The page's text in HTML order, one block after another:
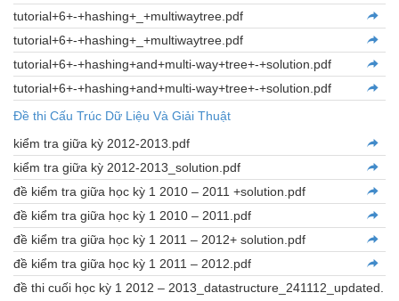
tutorial+6+-+hashing+_+multiwaytree.pdf
tutorial+6+-+hashing+_+multiwaytree.pdf
tutorial+6+-+hashing+and+multi-way+tree+-+solution.pdf
tutorial+6+-+hashing+and+multi-way+tree+-+solution.pdf
Đề thi Cấu Trúc Dữ Liệu Và Giải Thuật
kiểm tra giữa kỳ 2012-2013.pdf
kiểm tra giữa kỳ 2012-2013_solution.pdf
đề kiểm tra giữa học kỳ 1 2010 – 2011 +solution.pdf
đề kiểm tra giữa học kỳ 1 2010 – 2011.pdf
đề kiểm tra giữa học kỳ 1 2011 – 2012+ solution.pdf
đề kiểm tra giữa học kỳ 1 2011 – 2012.pdf
đề thi cuối học kỳ 1 2012 – 2013_datastructure_241112_updated.